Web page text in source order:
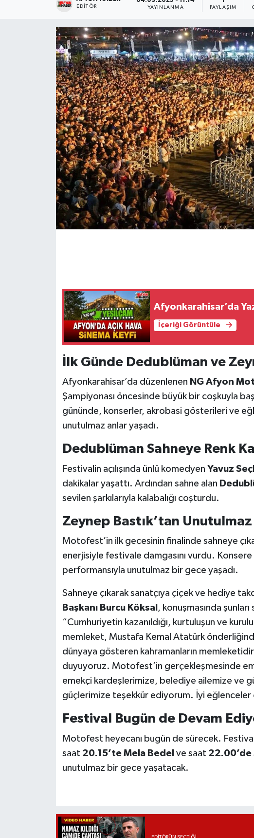
EDITÖR YAYINLANMA PAYLAŞIM
Afyonkarahisar’da
İçeriği Görüntüle
İlk Günde Dedublüman ve
Afyonkarahisar’da düzenlenen NG Afyon
Şampiyonası öncesinde büyük bir coşkuyla
gününde, konserler, akrobasi gösterileri ve
unutulmaz anlar yaşadı.
Dedublüman Sahneye Renk
Festivalin açılışında ünlü komedyen Yavuz
dakikalar yaşattı. Ardından sahne alan
sevilen şarkılarıyla kalabalığı coşturdu.
Zeynep Bastık’tan
Motofest’in ilk gecesinin finalinde sahneye
enerjisiyle festivale damgasını vurdu. Konsere
performansıyla unutulmaz bir gece yaşadı.
Sahneye çıkarak sanatçıya çiçek ve hediye
Başkanı Burcu Köksal , konuşmasında
“Cumhuriyetin kazanıldığı, kurtuluşun ve
memleket, Mustafa Kemal Atatürk
dünyaya gösteren kahramanların
duyuyoruz. Motofest’in gerçekleşmesinde
emekçi kardeşlerimize, belediye ailemize ve
güçlerimize teşekkür ediyorum. İyi eğlenceler
Festival Bugün de Devam
Motofest heyecanı bugün de sürecek.
saat 20.15’te Mela Bedel ve saat
unutulmaz bir gece yaşatacak.
Etkinlikler